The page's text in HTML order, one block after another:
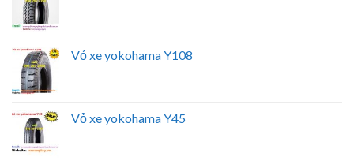
Vỏ xe yokohama Y108
Vỏ xe yokohama Y45